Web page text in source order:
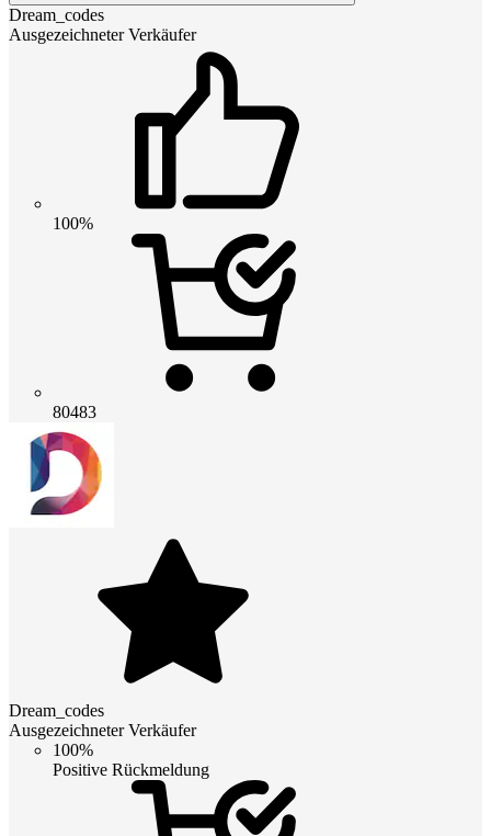
Dream_codes
Ausgezeichneter Verkäufer
100%
80483
Dream_codes
Ausgezeichneter Verkäufer
100%
Positive Rückmeldung